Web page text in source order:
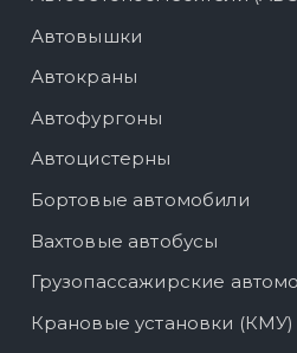
Автовышки
Автокраны
Автофургоны
Автоцистерны
Бортовые автомобили
Вахтовые автобусы
Грузопассажирские
Крановые установки (КМУ)